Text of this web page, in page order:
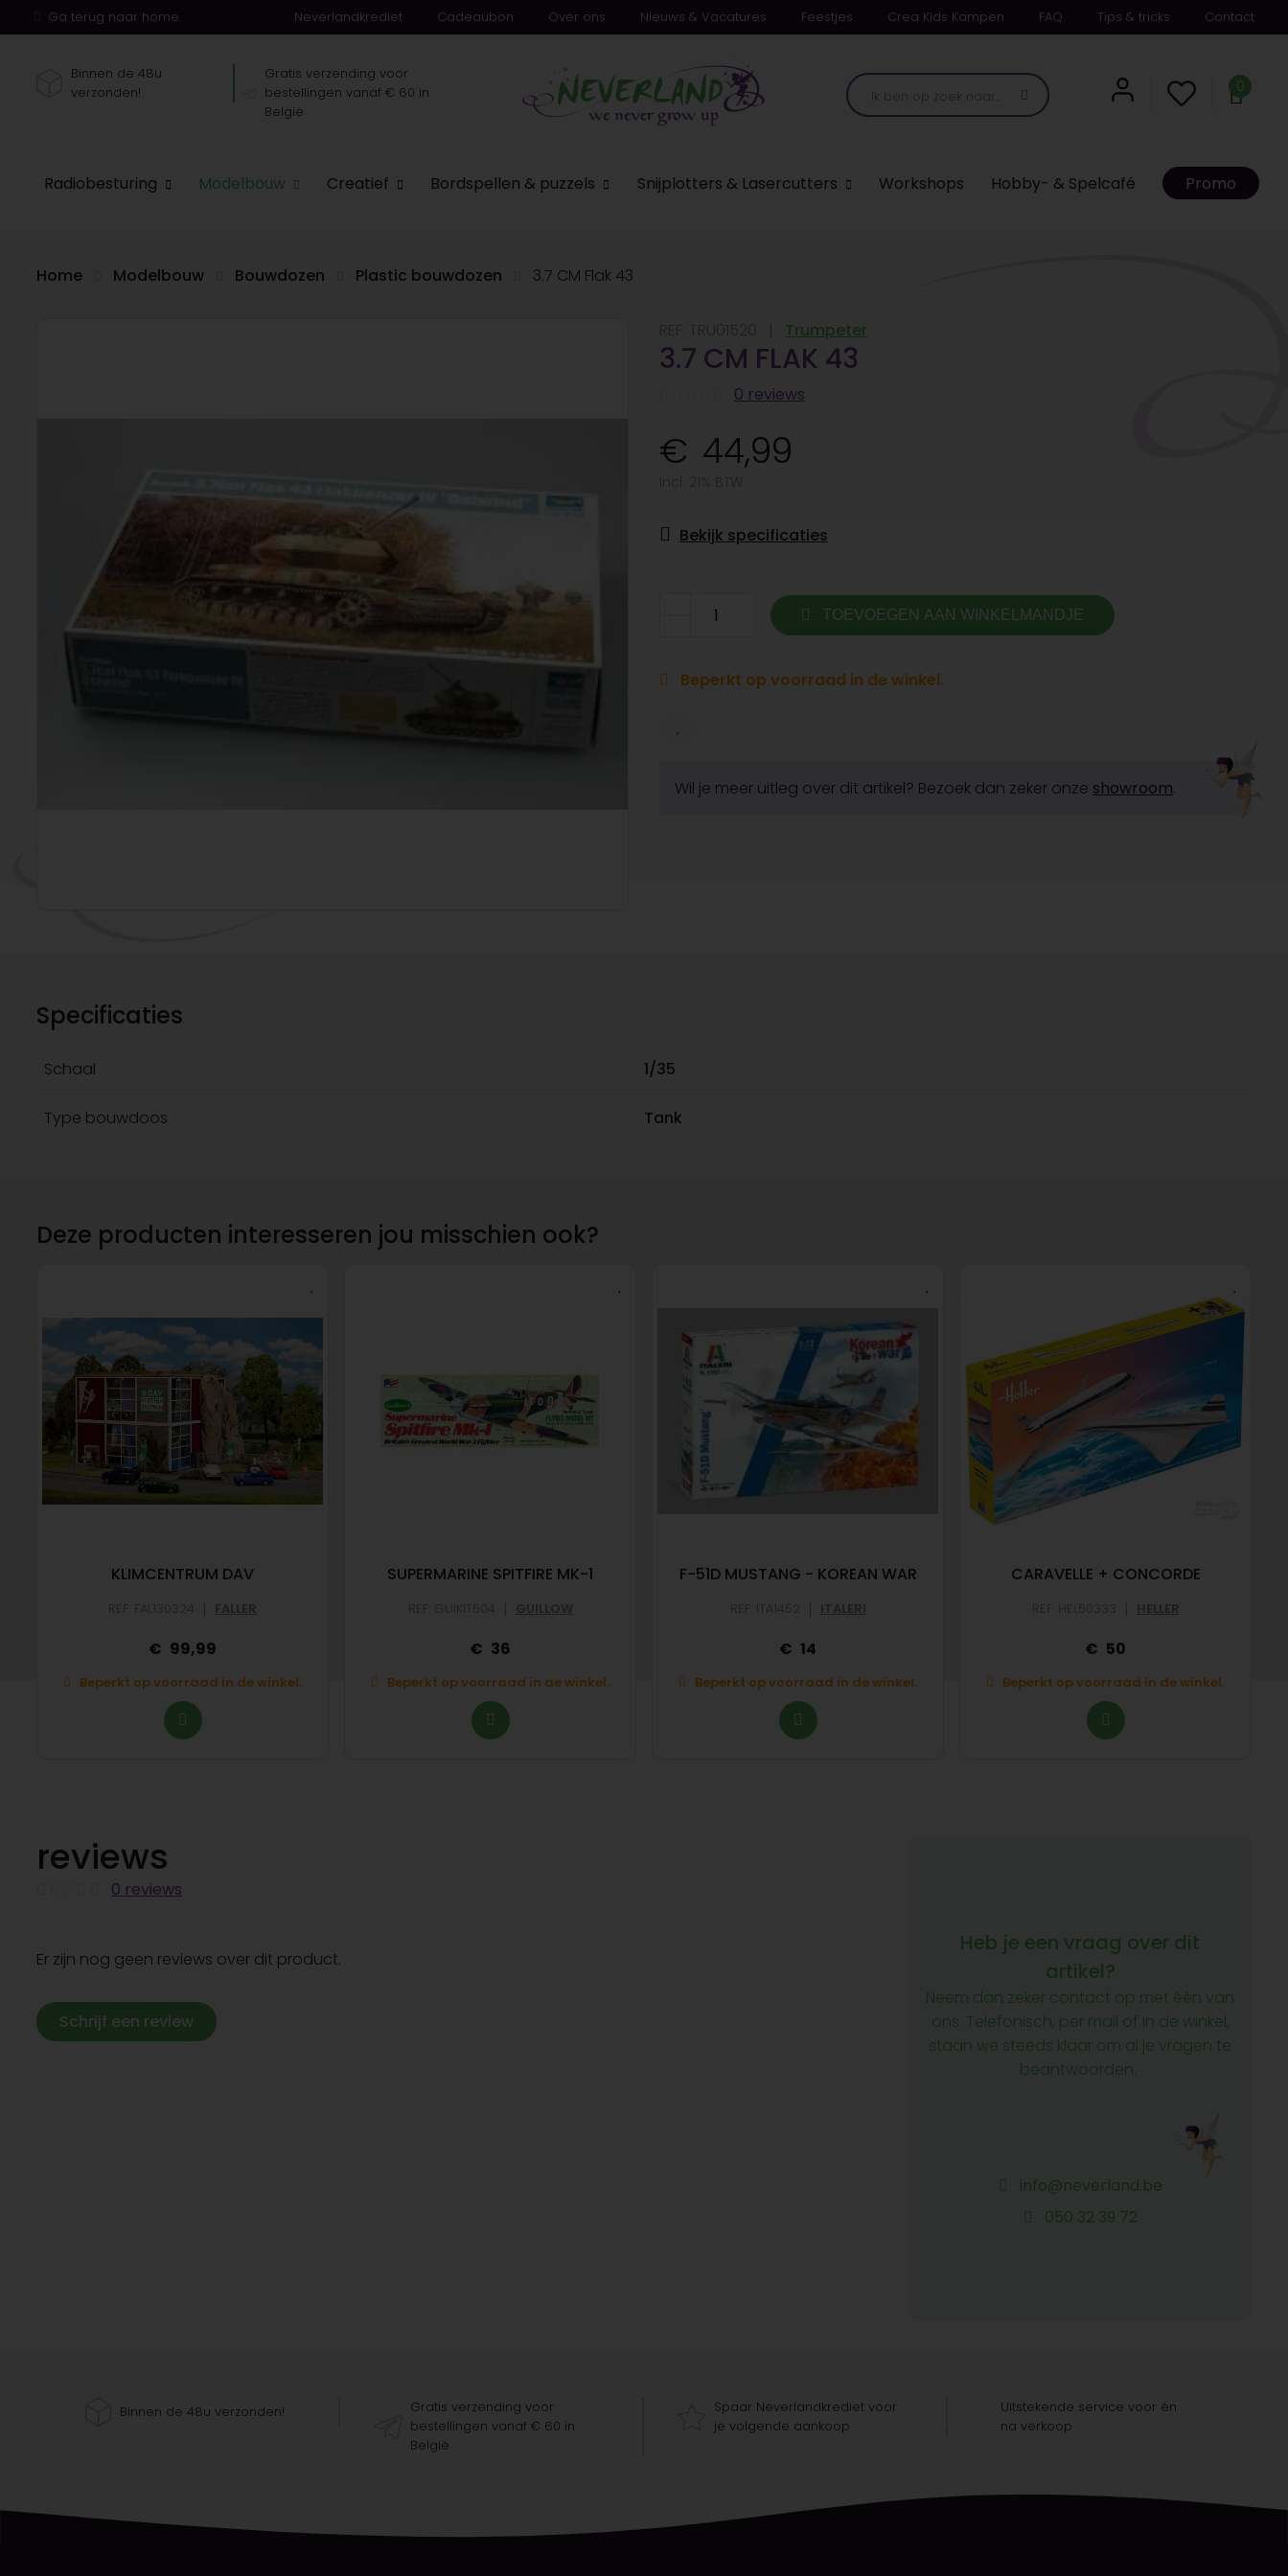
Ga terug naar home. Neverlandkrediet Cadeaubon Over ons Nieuws & Vacatures Feestjes Crea Kids Kampen FAQ Tips & tricks Contact
Binnen de 48u
verzonden!
Gratis verzending voor
bestellingen vanaf € 60 in
België
0
Radiobesturing Modelbouw Creatief Bordspellen & puzzels Snijplotters & Lasercutters Workshops Hobby- & Spelcafé Promo
Home Modelbouw Bouwdozen Plastic bouwdozen 3.7 CM Flak 43
Trumpeter
3.7 CM FLAK 43
0 reviews
44,99
Bekijk specificaties
TOEVOEGEN AAN WINKELMANDJE
Beperkt op voorraad in de winkel.
Wil je meer uitleg over dit artikel? Bezoek dan zeker onze showroom.
Specificaties
Schaal 1/35
Type bouwdoos Tank
Deze producten interesseren jou misschien ook?
KLIMCENTRUM DAV
REF: FAL130324 | FALLER
99,99
Beperkt op voorraad in de winkel.
SUPERMARINE SPITFIRE MK-1
REF: GUIKIT504 | GUILLOW
36
Beperkt op voorraad in de winkel.
F-51D MUSTANG - KOREAN WAR
REF: ITA1452 | ITALERI
14
Beperkt op voorraad in de winkel.
CARAVELLE + CONCORDE
| HELLER
50
Beperkt op voorraad in de winkel.
reviews
0 reviews
Er zijn nog geen reviews over dit product.
Schrijf een review
Heb je een vraag over dit
artikel?
Neem dan zeker contact op met één van
ons. Telefonisch, per mail of in de winkel,
staan we steeds klaar om al je vragen te
beantwoorden.
info@neverland.be
050 32 39 72
Binnen de 48u verzonden!
Gratis verzending voor
bestellingen vanaf € 60 in
België
Spaar Neverlandkrediet voor
je volgende aankoop
Uitstekende service voor én
na verkoop